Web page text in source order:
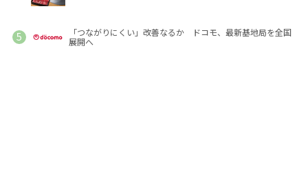
「つながりにくい」改善なるか ドコモ、最新基地局を全国
展開へ